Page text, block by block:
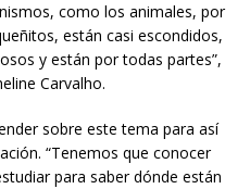
como los animales, por
están casi escondidos,
y están por todas partes”,
Carvalho.
sobre este tema para así
“Tenemos que conocer
para saber dónde están